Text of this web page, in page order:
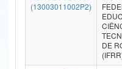
Ministério da Ciência, Tecnologia,
Ministério do Turismo
(13003011002P2)
DE